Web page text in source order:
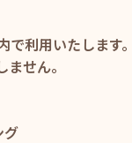
利用いたします。
せん。
グ